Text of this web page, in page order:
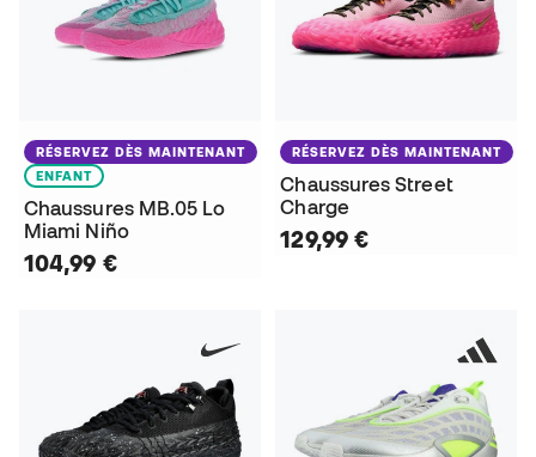
RÉSERVEZ DÈS MAINTENANT
ENFANT
Chaussures MB.05 Lo
Miami Niño
104,99 €
RÉSERVEZ DÈS MAINTENANT
Chaussures Street
Charge
129,99 €